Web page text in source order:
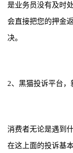
是业务员没有及时
会直接把您的押金
决。
2、黑猫投诉平台，
消费者无论是遇到
在这上面的投诉基